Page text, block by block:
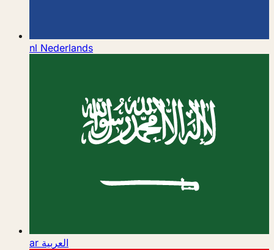
nl Nederlands
ar العربية